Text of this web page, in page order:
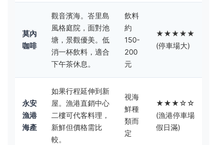
莫內
咖啡
觀音濱海。峇里島
風格庭院，面對池
塘，景觀優美。低
消一杯飲料，適合
下午茶休息。
飲料
約
150-
200
元
★★★★★
(停車場大)
永安
漁港
海產
如果行程延伸到新
屋。漁港直銷中心
二樓可代客料理，
新鮮但價格需比
較。
視海
鮮種
類而
定
★★★☆☆
(漁港停車場
假日滿)